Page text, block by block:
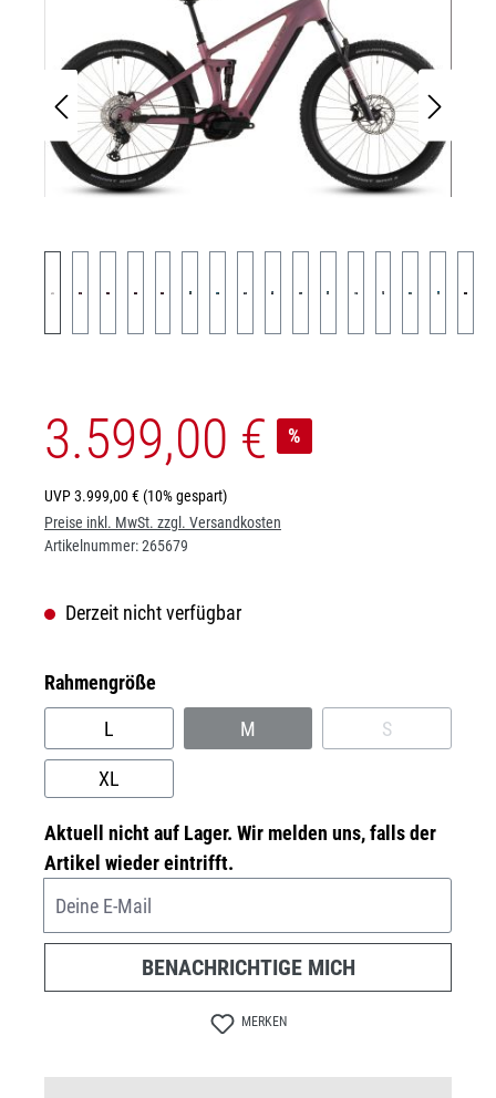
3.599,00 € %
UVP3.999,00 €(10% gespart)
Preise inkl. MwSt. zzgl. Versandkosten
Artikelnummer:265679
Derzeit nicht verfügbar
Rahmengrößeauswählen
L M
(DIESE OPTION IST ZURZEIT
S
(DIESE
XL
Aktuell nicht auf Lager. Wir melden uns, falls der
Artikel wieder eintrifft.
Deine E-Mail
BENACHRICHTIGE MICH
MERKEN